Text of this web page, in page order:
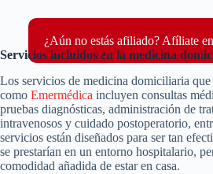
¿Aún no estás afiliado? Afíliate
Servicios incluidos en la medicina
Los servicios de medicina domiciliaria que
como Emermédica incluyen consultas
pruebas diagnósticas, administración de
intravenosos y cuidado postoperatorio,
servicios están diseñados para ser tan
se prestarían en un entorno hospitalario,
comodidad añadida de estar en casa.